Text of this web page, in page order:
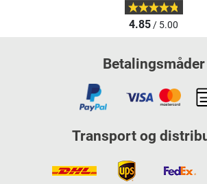
4.85/ 5.00
Betalingsmåder
Transport og